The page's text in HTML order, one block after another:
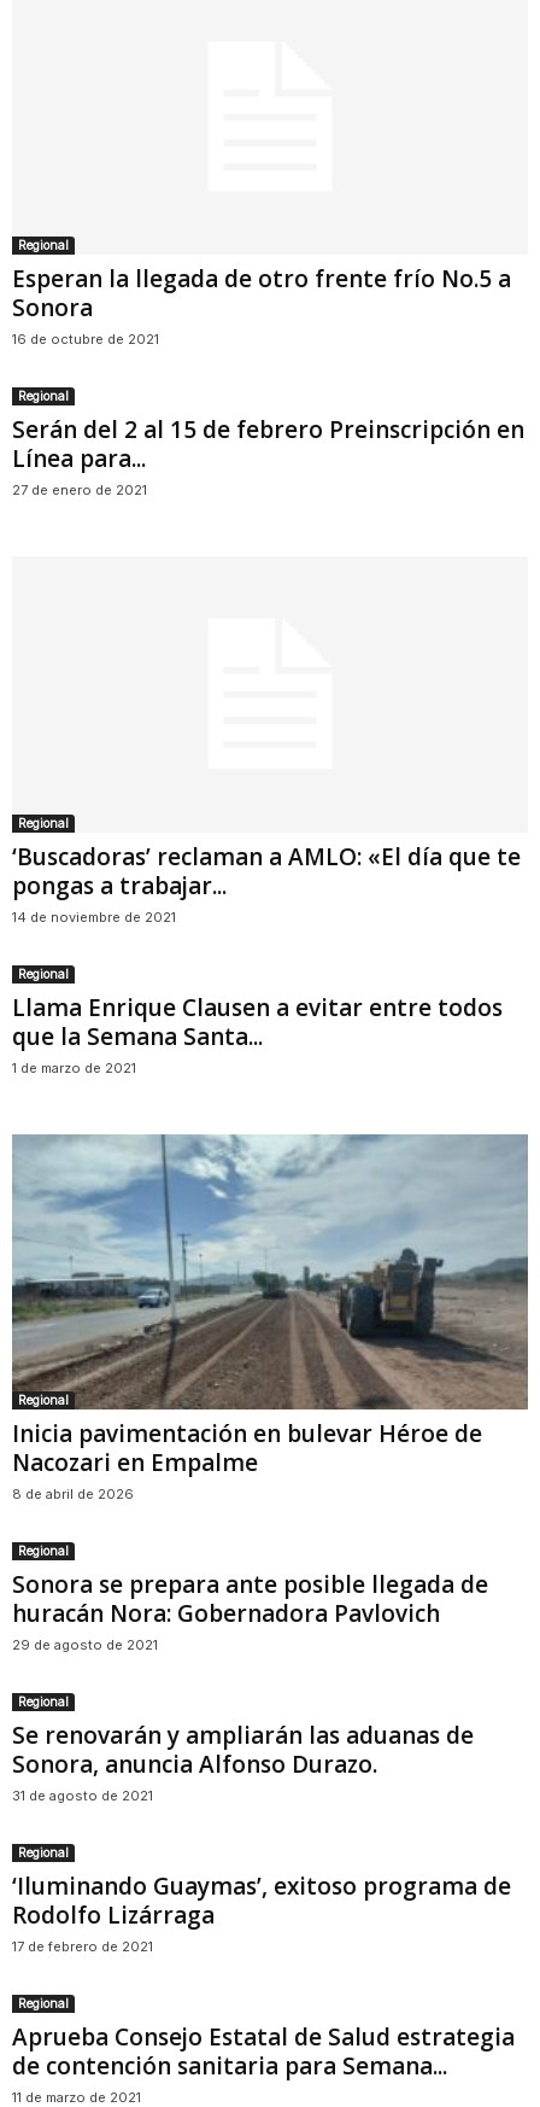
Regional
Esperan la llegada de otro frente frío No.5 a
Sonora
16 de octubre de 2021
Regional
Serán del 2 al 15 de febrero Preinscripción en
Línea para...
27 de enero de 2021
Regional
‘Buscadoras’ reclaman a AMLO: «El día que te
pongas a trabajar...
14 de noviembre de 2021
Regional
Llama Enrique Clausen a evitar entre todos
que la Semana Santa...
1 de marzo de 2021
Regional
Inicia pavimentación en bulevar Héroe de
Nacozari en Empalme
8 de abril de 2026
Regional
Sonora se prepara ante posible llegada de
huracán Nora: Gobernadora Pavlovich
29 de agosto de 2021
Regional
Se renovarán y ampliarán las aduanas de
Sonora, anuncia Alfonso Durazo.
31 de agosto de 2021
Regional
‘Iluminando Guaymas’, exitoso programa de
Rodolfo Lizárraga
17 de febrero de 2021
Regional
Aprueba Consejo Estatal de Salud estrategia
de contención sanitaria para Semana...
11 de marzo de 2021